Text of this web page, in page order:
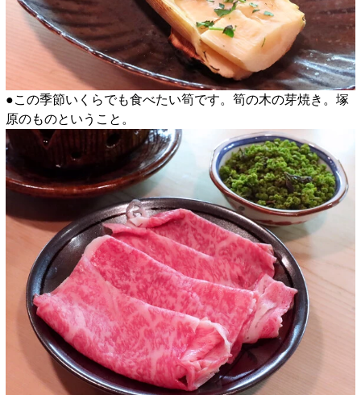
●この季節いくらでも食べたい筍です。筍の木の芽焼き。塚
原のものということ。